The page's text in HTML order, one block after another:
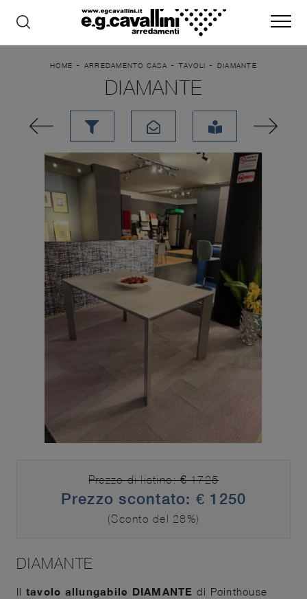
HOME - ARREDAMENTO CASA - TAVOLI - DIAMANTE
DIAMANTE
Prezzo di listino: € 1725
Prezzo scontato: € 1250
(Sconto del 28%)
DIAMANTE
Il tavolo allungabile DIAMANTE di Pointhouse